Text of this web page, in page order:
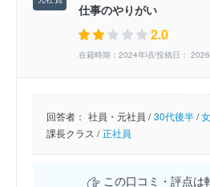
仕事のやりがい
2.0
在籍時期：2024年頃/投稿日：
回答者： 社員・元社員 / 30代後半/
課長クラス / 正社員
この口コミ・評点は